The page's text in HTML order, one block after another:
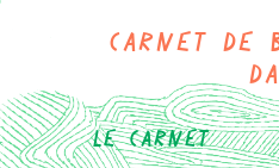
Carnet de
Le carnet